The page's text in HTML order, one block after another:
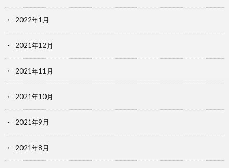
2022年1月
2021年12月
2021年11月
2021年10月
2021年9月
2021年8月